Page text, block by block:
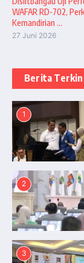
WAFAR RD-702,
Kemandirian ...
27 Juni 2026
Berita
1
2
3